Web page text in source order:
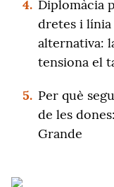
4. Diplomàcia
dretes i
alternativa:
tensiona el
5. Per què
de les
Grande